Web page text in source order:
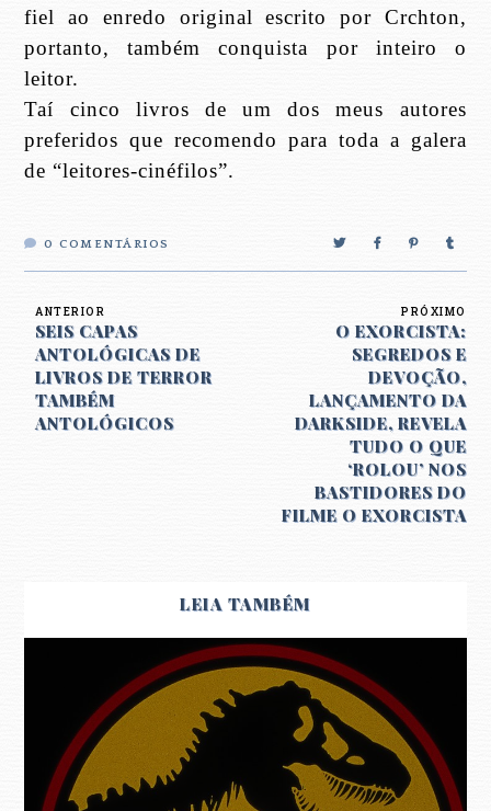
fiel ao enredo original escrito por Crchton,
portanto, também conquista por inteiro o
leitor.
Taí cinco livros de um dos meus autores
preferidos que recomendo para toda a galera
de “leitores-cinéfilos”.
0 COMENTÁRIOS
ANTERIOR
SEIS CAPAS
ANTOLÓGICAS DE
LIVROS DE TERROR
TAMBÉM
ANTOLÓGICOS
PRÓXIMO
O EXORCISTA:
SEGREDOS E
DEVOÇÃO,
LANÇAMENTO DA
DARKSIDE, REVELA
TUDO O QUE
‘ROLOU’ NOS
BASTIDORES DO
FILME O EXORCISTA
LEIA TAMBÉM